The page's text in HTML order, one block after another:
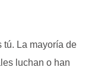
tú. La mayoría de
luchan o han